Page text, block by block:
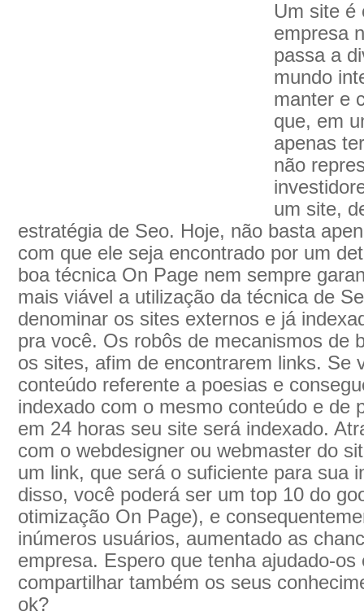
Um site é
empresa
passa a
mundo
manter e
que, em
apenas
não
um site,
estratégia de Seo. Hoje, não basta
com que ele seja encontrado por um
boa técnica On Page nem sempre
mais viável a utilização da técnica de
denominar os sites externos e já
pra você. Os robôs de mecanismos de
os sites, afim de encontrarem links. Se
conteúdo referente a poesias e
indexado com o mesmo conteúdo e de
em 24 horas seu site será indexado.
com o webdesigner ou webmaster do
um link, que será o suficiente para sua
disso, você poderá ser um top 10 do
otimização On Page), e
inúmeros usuários, aumentado as
empresa. Espero que tenha ajudado-
compartilhar também os seus
ok?